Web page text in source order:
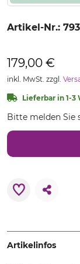
Artikel-Nr.:
179,00 €
inkl. MwSt. zzgl.
Lieferbar in 1-3
Bitte melden Sie
Artikelinfos